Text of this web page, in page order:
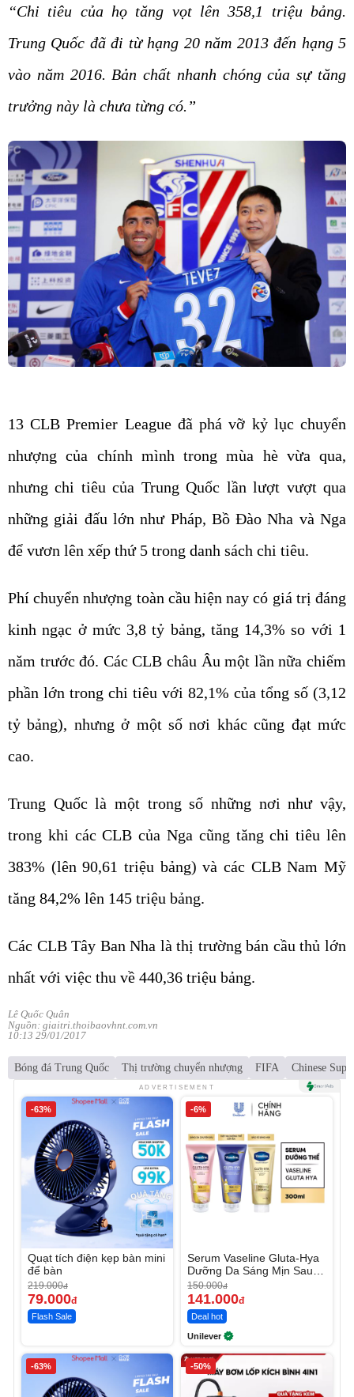
“Chi tiêu của họ tăng vọt lên 358,1 triệu bảng.
Trung Quốc đã đi từ hạng 20 năm 2013 đến hạng 5
vào năm 2016. Bản chất nhanh chóng của sự tăng
trưởng này là chưa từng có.”
13 CLB Premier League đã phá vỡ kỷ lục chuyển
nhượng của chính mình trong mùa hè vừa qua,
nhưng chi tiêu của Trung Quốc lần lượt vượt qua
những giải đấu lớn như Pháp, Bồ Đào Nha và Nga
để vươn lên xếp thứ 5 trong danh sách chi tiêu.
Phí chuyển nhượng toàn cầu hiện nay có giá trị đáng
kinh ngạc ở mức 3,8 tỷ bảng, tăng 14,3% so với 1
năm trước đó. Các CLB châu Âu một lần nữa chiếm
phần lớn trong chi tiêu với 82,1% của tổng số (3,12
tỷ bảng), nhưng ở một số nơi khác cũng đạt mức
cao.
Trung Quốc là một trong số những nơi như vậy,
trong khi các CLB của Nga cũng tăng chi tiêu lên
383% (lên 90,61 triệu bảng) và các CLB Nam Mỹ
tăng 84,2% lên 145 triệu bảng.
Các CLB Tây Ban Nha là thị trường bán cầu thủ lớn
nhất với việc thu về 440,36 triệu bảng.
Lê Quốc Quân
Nguồn: giaitri.thoibaovhnt.com.vn
10:13 29/01/2017
Bóng đá Trung Quốc Thị trường chuyển nhượng FIFA Chinese
ADVERTISEMENT
-63%
Quạt tích điện kẹp bàn mini
để bàn
219.000đ
79.000đ
Flash Sale
-6%
Serum Vaseline Gluta-Hya
Dưỡng Da Sáng Mịn Sau 7
Ngày
150.000đ
141.000đ
Deal hot
Unilever
-63% -50%